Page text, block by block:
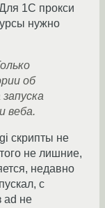
1С прокси
нужно
об
веба.
скрипты не
не лишние,
недавно
с
ad не